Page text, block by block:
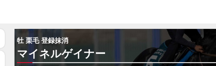
牡 栗毛 登録抹消
マイネルゲイナー